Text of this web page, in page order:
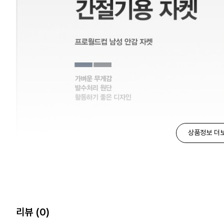
상품정보 더
리뷰 (0)